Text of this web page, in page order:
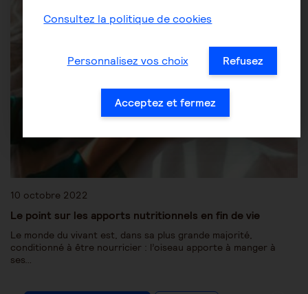
10 octobre 2022
Le point sur les apports nutritionnels en fin de vie
Le monde du vivant est, dans sa plus grande majorité,
conditionné à être nourricier : l’oiseau apporte à manger à
ses…
Consultez la politique de cookies
Personnalisez vos choix Refusez
Acceptez et fermez